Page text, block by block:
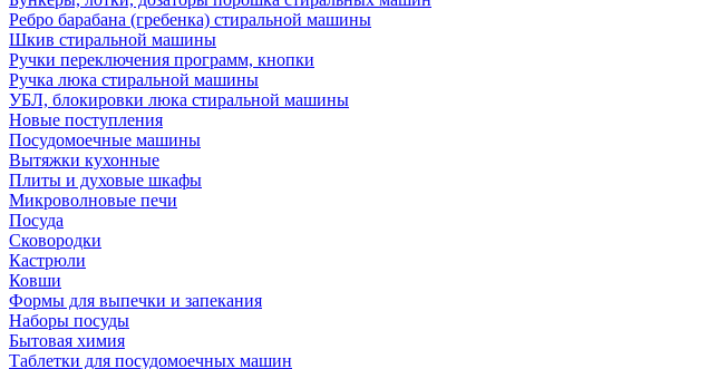
Ребро барабана (гребенка) стиральной машины
Шкив стиральной машины
Ручки переключения программ, кнопки
Ручка люка стиральной машины
УБЛ, блокировки люка стиральной машины
Новые поступления
Посудомоечные машины
Вытяжки кухонные
Плиты и духовые шкафы
Микроволновые печи
Посуда
Сковородки
Кастрюли
Ковши
Формы для выпечки и запекания
Наборы посуды
Бытовая химия
Таблетки для посудомоечных машин